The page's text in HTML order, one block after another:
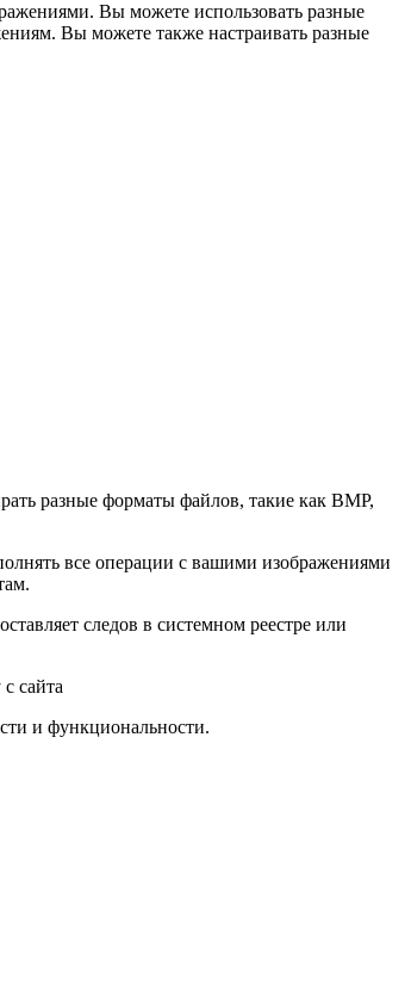
Вы можете использовать разные
Вы можете также настраивать разные
разные форматы файлов, такие как BMP,
все операции с вашими изображениями
следов в системном реестре или
сайта
и функциональности.